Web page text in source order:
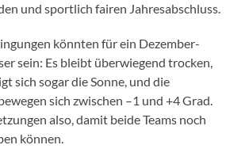
und sportlich fairen Jahresabschluss.
könnten für ein Dezember-
sein: Es bleibt überwiegend trocken,
sich sogar die Sonne, und die
sich zwischen –1 und +4 Grad.
also, damit beide Teams noch
können.